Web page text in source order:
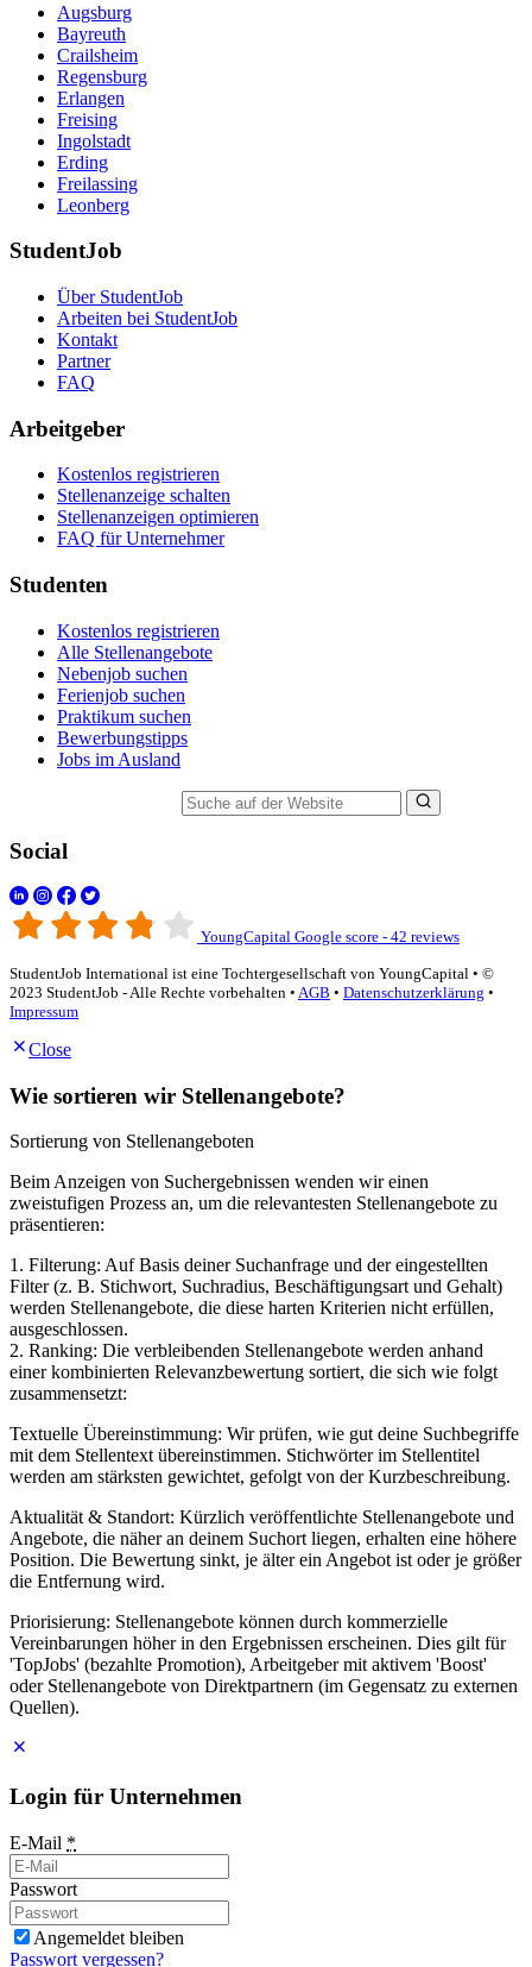
Augsburg
Bayreuth
Crailsheim
Regensburg
Erlangen
Freising
Ingolstadt
Erding
Freilassing
Leonberg
StudentJob
Über StudentJob
Arbeiten bei StudentJob
Kontakt
Partner
FAQ
Arbeitgeber
Kostenlos registrieren
Stellenanzeige schalten
Stellenanzeigen optimieren
FAQ für Unternehmer
Studenten
Kostenlos registrieren
Alle Stellenangebote
Nebenjob suchen
Ferienjob suchen
Praktikum suchen
Bewerbungstipps
Jobs im Ausland
Social
YoungCapital Google score - 42 reviews
StudentJob International ist eine Tochtergesellschaft von YoungCapital • ©
2023 StudentJob - Alle Rechte vorbehalten • AGB • Datenschutzerklärung •
Impressum
Close
Wie sortieren wir Stellenangebote?
Sortierung von Stellenangeboten
Beim Anzeigen von Suchergebnissen wenden wir einen
zweistufigen Prozess an, um die relevantesten Stellenangebote zu
präsentieren:
1. Filterung: Auf Basis deiner Suchanfrage und der eingestellten
Filter (z. B. Stichwort, Suchradius, Beschäftigungsart und Gehalt)
werden Stellenangebote, die diese harten Kriterien nicht erfüllen,
ausgeschlossen.
2. Ranking: Die verbleibenden Stellenangebote werden anhand
einer kombinierten Relevanzbewertung sortiert, die sich wie folgt
zusammensetzt:
Textuelle Übereinstimmung: Wir prüfen, wie gut deine Suchbegriffe
mit dem Stellentext übereinstimmen. Stichwörter im Stellentitel
werden am stärksten gewichtet, gefolgt von der Kurzbeschreibung.
Aktualität & Standort: Kürzlich veröffentlichte Stellenangebote und
Angebote, die näher an deinem Suchort liegen, erhalten eine höhere
Position. Die Bewertung sinkt, je älter ein Angebot ist oder je größer
die Entfernung wird.
Priorisierung: Stellenangebote können durch kommerzielle
Vereinbarungen höher in den Ergebnissen erscheinen. Dies gilt für
'TopJobs' (bezahlte Promotion), Arbeitgeber mit aktivem 'Boost'
oder Stellenangebote von Direktpartnern (im Gegensatz zu externen
Quellen).
Login für Unternehmen
E-Mail *
Passwort
Angemeldet bleiben
Passwort vergessen?